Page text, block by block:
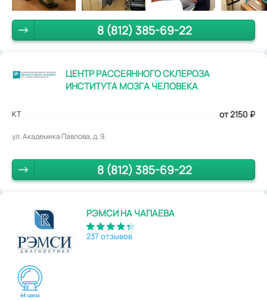
8 (812) 385-69-22
ЦЕНТР РАССЕЯННОГО СКЛЕРОЗА
ИНСТИТУТА МОЗГА ЧЕЛОВЕКА
КТ от 2150 ₽
ул. Академика Павлова, д. 9.
8 (812) 385-69-22
РЭМСИ НА ЧАПАЕВА
237 отзывов